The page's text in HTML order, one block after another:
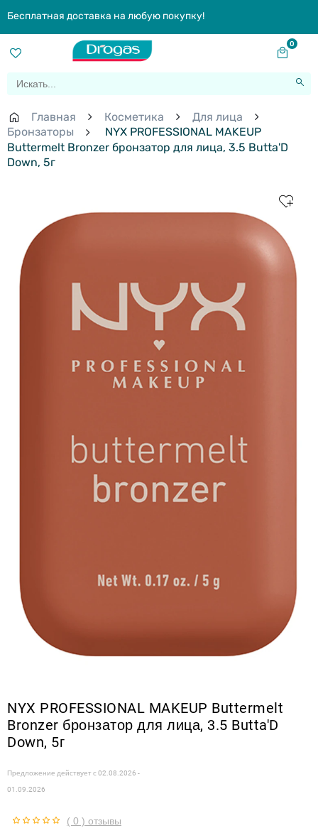
Бесплатная доставка на любую покупку!
0
Главная Косметика
Для лица
Бронзаторы
NYX PROFESSIONAL MAKEUP
Buttermelt Bronzer бронзатор для лица, 3.5 Butta'D
Down, 5г
NYX PROFESSIONAL MAKEUP Buttermelt
Bronzer бронзатор для лица, 3.5 Butta'D
Down, 5г
Предложение действует с02.08.2026 -
01.09.2026
( 0 ) отзывы